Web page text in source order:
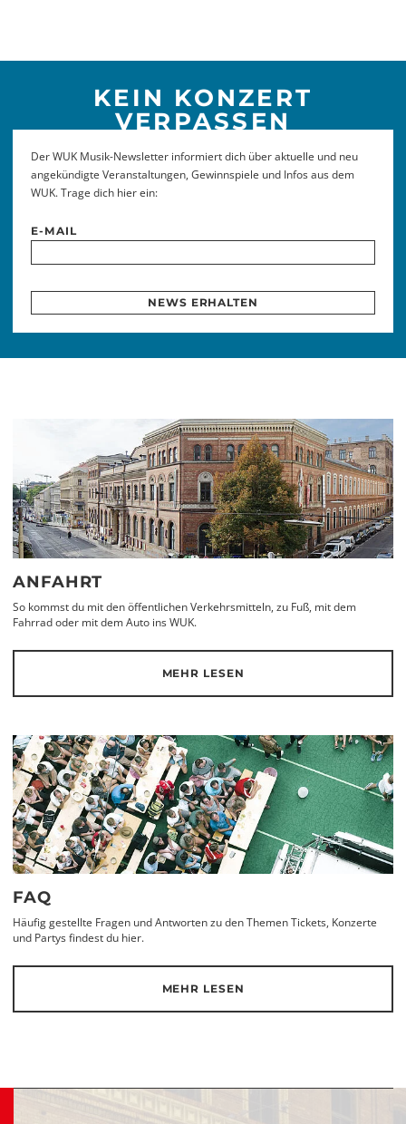
KEIN KONZERT
VERPASSEN
Der WUK Musik-Newsletter informiert dich über aktuelle und neu
angekündigte Veranstaltungen, Gewinnspiele und Infos aus dem
WUK. Trage dich hier ein:
E-MAIL
NEWS ERHALTEN
ANFAHRT
So kommst du mit den öffentlichen Verkehrsmitteln, zu Fuß, mit dem
Fahrrad oder mit dem Auto ins WUK.
MEHR LESEN
FAQ
Häufig gestellte Fragen und Antworten zu den Themen Tickets, Konzerte
und Partys findest du hier.
MEHR LESEN